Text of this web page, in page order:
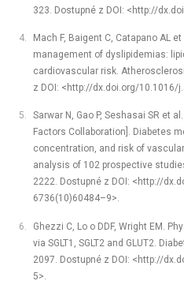
323. Dostupné z DOI: <http://
Mach F, Baigent C, Catapano AL
management of dyslipidemias:
cardiovascular risk.
z DOI: <http://dx.doi.org/10.1016/
Sarwar N, Gao P, Seshasai SR et
Factors Collaboration]. Diabetes
concentration, and risk of
analysis of 102 prospective
2222. Dostupné z DOI: <http://
6736(10)60484–9>.
Ghezzi C, Lo o DDF, Wright EM.
via SGLT1, SGLT2 and GLUT2.
2097. Dostupné z DOI: <http://
5>.